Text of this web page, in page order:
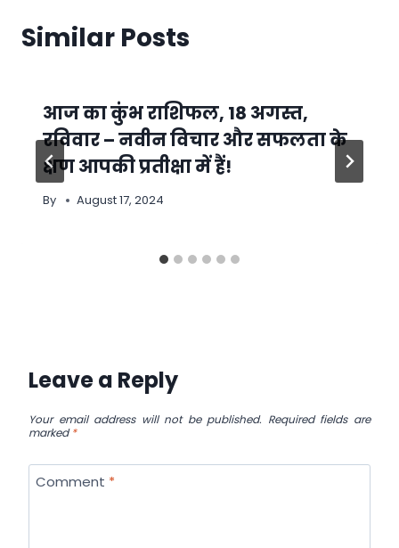
Similar Posts
आज का कुंभ राशिफल, 18 अगस्त,
रविवार – नवीन विचार और सफलता के
क्षण आपकी प्रतीक्षा में हैं!
By August 17, 2024
Leave a Reply
Your email address will not be published. Required fields are
marked*
Comment *